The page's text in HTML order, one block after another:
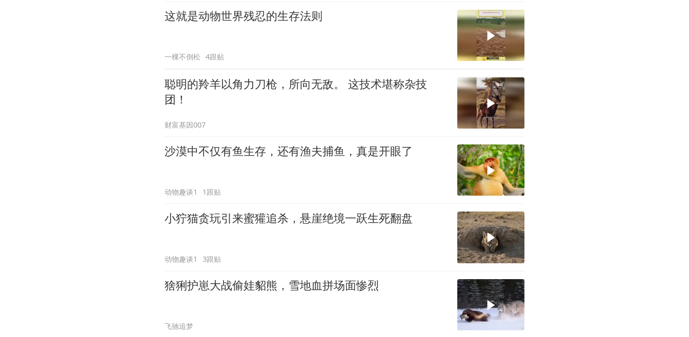
这就是动物世界残忍的生存法则
一棵不倒松 4跟贴
聪明的羚羊以角力刀枪，所向无敌。 这技术堪称杂技
团！
财富基因007
沙漠中不仅有鱼生存，还有渔夫捕鱼，真是开眼了
动物趣谈1 1跟贴
小狞猫贪玩引来蜜獾追杀，悬崖绝境一跃生死翻盘
动物趣谈1 3跟贴
猞猁护崽大战偷娃貂熊，雪地血拼场面惨烈
飞驰追梦